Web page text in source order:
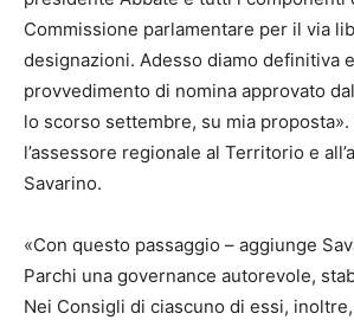
Commissione parlamentare per il via
designazioni. Adesso diamo definitiva
provvedimento di nomina approvato
lo scorso settembre, su mia proposta».
l’assessore regionale al Territorio e
Savarino.
«Con questo passaggio – aggiunge
Parchi una governance autorevole,
Nei Consigli di ciascuno di essi,